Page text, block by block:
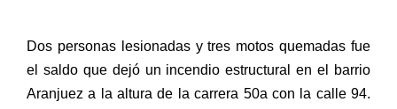
Dos personas lesionadas y tres motos quemadas fue
el saldo que dejó un incendio estructural en el barrio
Aranjuez a la altura de la carrera 50a con la calle 94.